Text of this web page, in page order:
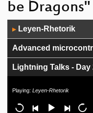
be Dragons"
Player
▶ Leyen-Rhetorik
Advanced
Lightning Talks - Day
UNBILD – Pictures
Playing: Leyen-Rhetorik